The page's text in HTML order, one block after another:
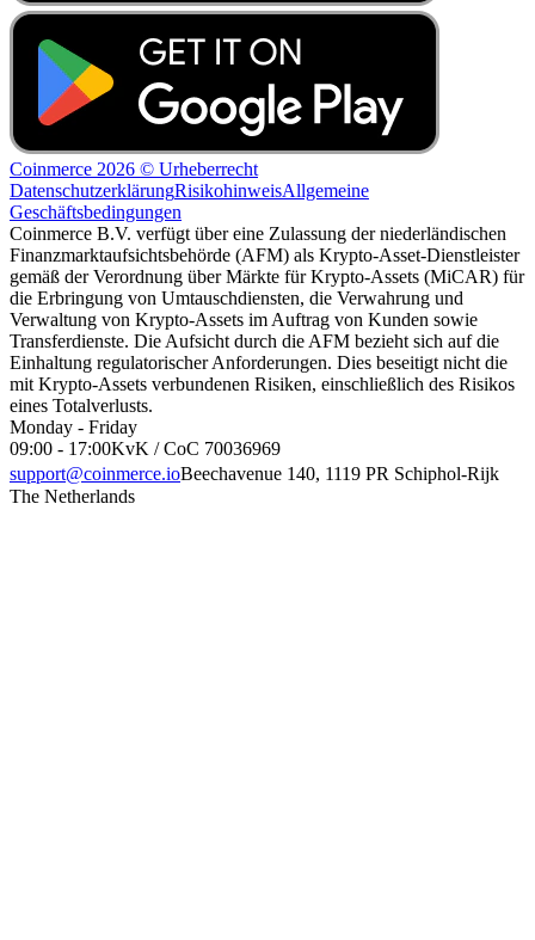
Coinmerce 2026 © Urheberrecht
DatenschutzerklärungRisikohinweisAllgemeine
Geschäftsbedingungen
Coinmerce B.V. verfügt über eine Zulassung der niederländischen
Finanzmarktaufsichtsbehörde (AFM) als Krypto-Asset-Dienstleister
gemäß der Verordnung über Märkte für Krypto-Assets (MiCAR) für
die Erbringung von Umtauschdiensten, die Verwahrung und
Verwaltung von Krypto-Assets im Auftrag von Kunden sowie
Transferdienste. Die Aufsicht durch die AFM bezieht sich auf die
Einhaltung regulatorischer Anforderungen. Dies beseitigt nicht die
mit Krypto-Assets verbundenen Risiken, einschließlich des Risikos
eines Totalverlusts.
Monday - Friday
09:00 - 17:00KvK / CoC 70036969
support@coinmerce.ioBeechavenue 140, 1119 PR Schiphol-Rijk
The Netherlands